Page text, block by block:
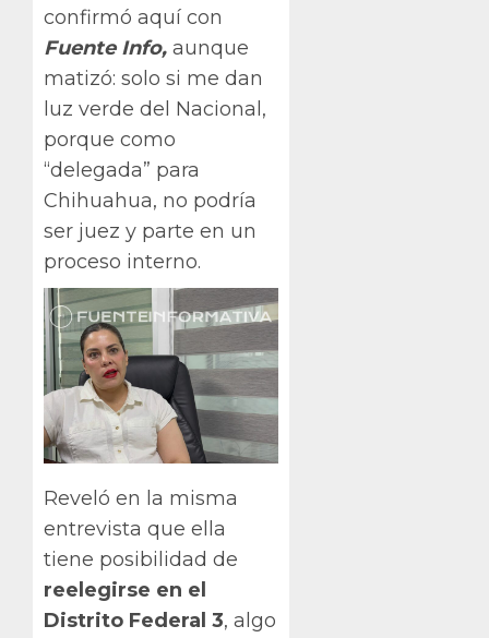
confirmó aquí con
Fuente Info, aunque
matizó: solo si me dan
luz verde del Nacional,
porque como
“delegada” para
Chihuahua, no podría
ser juez y parte en un
proceso interno.
Reveló en la misma
entrevista que ella
tiene posibilidad de
reelegirse en el
Distrito Federal 3, algo